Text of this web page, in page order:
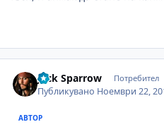
Jack Sparrow Потребител
Публикувано Ноември 22,
АВТОР